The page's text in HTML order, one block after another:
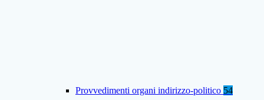
Provvedimenti organi indirizzo-politico 54